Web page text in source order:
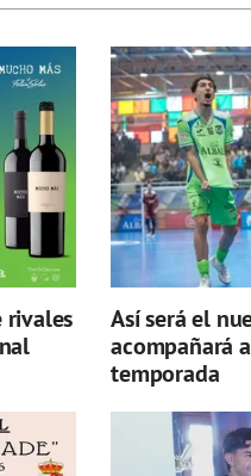
rivales
Así será el
acompañará
temporada